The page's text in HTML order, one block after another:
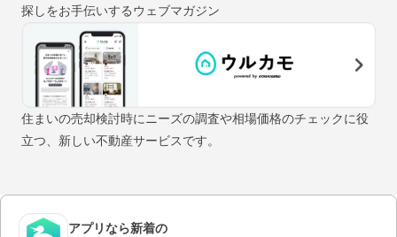
探しをお手伝いするウェブマガジン
住まいの売却検討時にニーズの調査や相場価格のチェックに役
立つ、新しい不動産サービスです。
アプリなら新着の